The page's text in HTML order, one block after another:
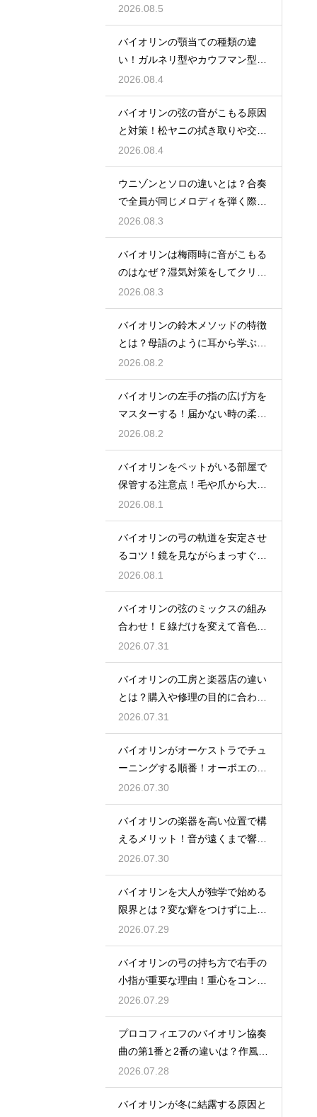
ぐ保管の注意
2026.08.5
バイオリンの顎当ての種類の違
い！ガルネリ型やカウフマン型か
ら自分に合う形を
2026.08.4
バイオリンの弦の音がこもる原因
と対策！松ヤニの拭き取りや交換
時期を見直す
2026.08.4
ウニゾンとソロの違いとは？合奏
で全員が同じメロディを弾く際の
一体感と魅力
2026.08.3
バイオリンは梅雨時に音がこもる
のはなぜ？湿気対策をしてクリア
な響きを保つ
2026.08.3
バイオリンの鈴木メソッドの特徴
とは？母語のように耳から学ぶ音
楽教育の魅力
2026.08.2
バイオリンの左手の指の広げ方を
マスターする！届かない時の柔軟
ストレッチ練習
2026.08.2
バイオリンをペットがいる部屋で
保管する注意点！毛や爪から大切
な楽器を守る
2026.08.1
バイオリンの弓の軌道を安定させ
るコツ！鏡を見ながらまっすぐ弾
く練習法
2026.08.1
バイオリンの弦のミックスの組み
合わせ！Ｅ線だけを変えて音色の
バランスをとる
2026.07.31
バイオリンの工房と楽器店の違い
とは？購入や修理の目的に合わせ
た選び方
2026.07.31
バイオリンがオーケストラでチュ
ーニングする順番！オーボエの音
に合わせる
2026.07.30
バイオリンの楽器を高い位置で構
えるメリット！音が遠くまで響く
姿勢の作り方
2026.07.30
バイオリンを大人が独学で始める
限界とは？変な癖をつけずに上達
するための策
2026.07.29
バイオリンの弓の持ち方で右手の
小指が重要な理由！重心をコント
ロールする
2026.07.29
プロコフィエフのバイオリン協奏
曲の第1番と2番の違いは？作風の
変化を解説
2026.07.28
バイオリンが冬に結露する原因と